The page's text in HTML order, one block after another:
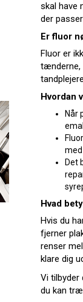
skal have
der
Er fluor
Fluor er
tænderne,
Hvordan
Når
Det
Hvad
Hvis du
fjerner
renser
klare dig
Vi tilbyder
du kan